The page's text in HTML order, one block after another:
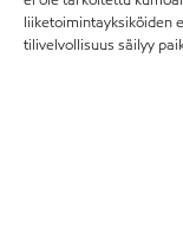
liiketoimintayksiköiden
tilivelvollisuus säilyy